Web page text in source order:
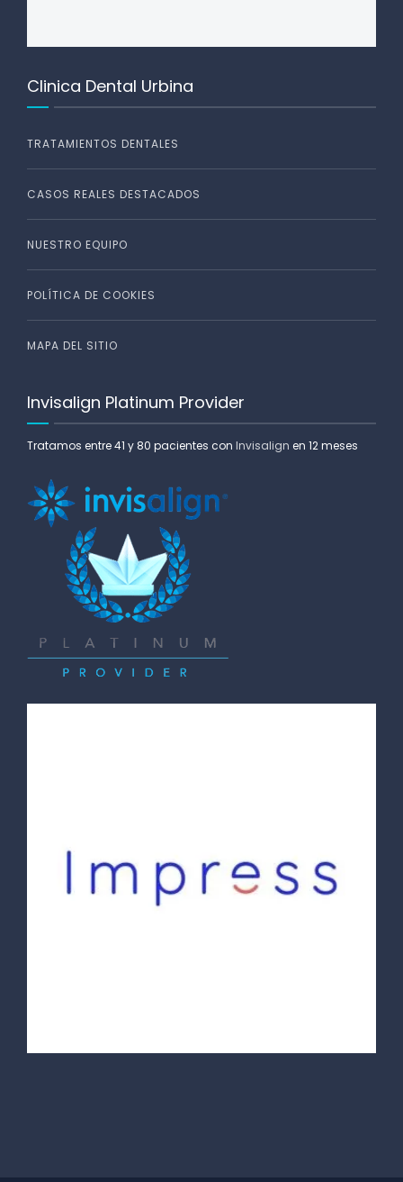
Clinica Dental Urbina
TRATAMIENTOS DENTALES
CASOS REALES DESTACADOS
NUESTRO EQUIPO
POLÍTICA DE COOKIES
MAPA DEL SITIO
Invisalign Platinum Provider
Tratamos entre 41 y 80 pacientes con Invisalign en 12 meses